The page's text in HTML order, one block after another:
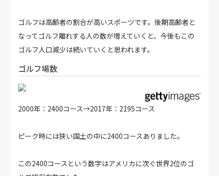
ゴルフは高齢者の割合が高いスポーツです。後期高齢者と
なってゴルフ離れする人の数が増えていくと、今後もこの
ゴルフ人口減少は続いていくと思われます。
ゴルフ場数
2000年：2400コース→2017年：2195コース
ピーク時には狭い国土の中に2400コースありました。
この2400コースという数字はアメリカに次ぐ世界2位のゴ